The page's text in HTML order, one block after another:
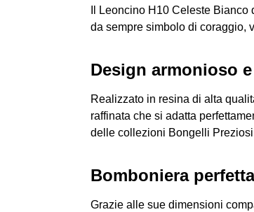
Il Leoncino H10 Celeste
da sempre simbolo di coraggio,
Design armonioso
Realizzato in resina di alta
raffinata che si adatta
delle collezioni Bongelli
Bomboniera
Grazie alle sue dimensioni